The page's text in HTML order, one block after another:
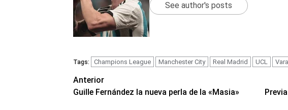
See author's posts
Tags: Champions League Manchester City Real Madrid UCL
Navegación
de
Anterior
Guille Fernández la nueva perla de la «Masia»